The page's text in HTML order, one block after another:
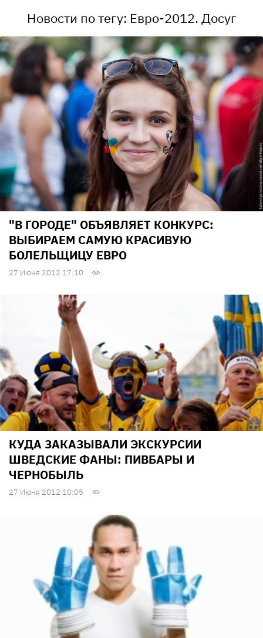
Новости по тегу: Евро-2012. Досуг
"В ГОРОДЕ" ОБЪЯВЛЯЕТ КОНКУРС:
ВЫБИРАЕМ САМУЮ КРАСИВУЮ
БОЛЕЛЬЩИЦУ ЕВРО
27 Июня 2012 17:10
КУДА ЗАКАЗЫВАЛИ ЭКСКУРСИИ
ШВЕДСКИЕ ФАНЫ: ПИВБАРЫ И
ЧЕРНОБЫЛЬ
27 Июня 2012 10:05